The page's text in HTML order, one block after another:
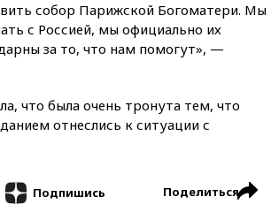
собор Парижской Богоматери. Мы
с Россией, мы официально их
за то, что нам помогут», —
что была очень тронута тем, что
отнеслись к ситуации с
Подпишись Поделиться